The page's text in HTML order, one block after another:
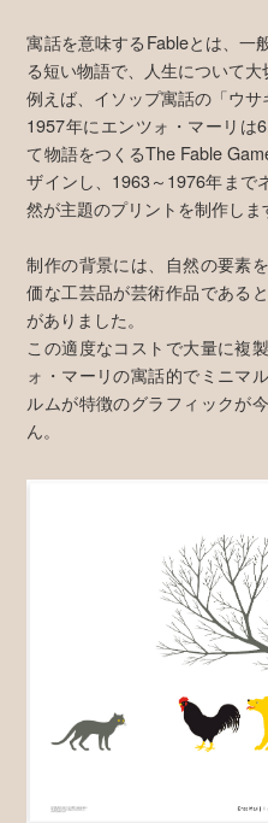
寓話を意味するFableとは、一
る短い物語で、人生について大
例えば、イソップ寓話の「ウサ
1957年にエンツォ・マーリは
て物語をつくるThe Fable
ザインし、1963～1976年まで
然が主題のプリントを制作しま
制作の背景には、自然の要素
価な工芸品が芸術作品である
がありました。
この適度なコストで大量に複
ォ・マーリの寓話的でミニマ
ルムが特徴のグラフィックが
ん。